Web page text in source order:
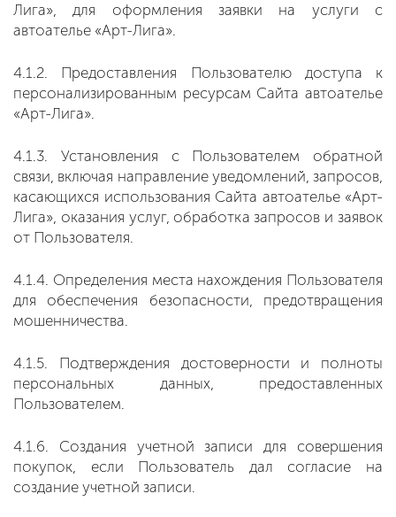
Лига», для оформления заявки на услуги с
автоателье «Арт-Лига».
4.1.2. Предоставления Пользователю доступа к
персонализированным ресурсам Сайта автоателье
«Арт-Лига».
4.1.3. Установления с Пользователем обратной
связи, включая направление уведомлений, запросов,
касающихся использования Сайта автоателье «Арт-
Лига», оказания услуг, обработка запросов и заявок
от Пользователя.
4.1.4. Определения места нахождения Пользователя
для обеспечения безопасности, предотвращения
мошенничества.
4.1.5. Подтверждения достоверности и полноты
персональных данных, предоставленных
Пользователем.
4.1.6. Создания учетной записи для совершения
покупок, если Пользователь дал согласие на
создание учетной записи.